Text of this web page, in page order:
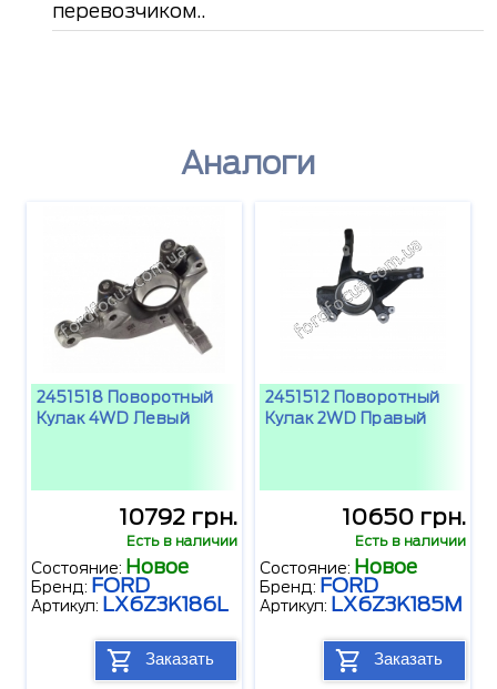
перевозчиком..
Аналоги
2451518 Поворотный
Кулак 4WD Левый
10792 грн.
Есть в наличии
Состояние: Новое
Бренд: FORD
Артикул: LX6Z3K186L
Заказать
2451512 Поворотный
Кулак 2WD Правый
10650 грн.
Есть в наличии
Состояние: Новое
Бренд: FORD
Артикул: LX6Z3K185M
Заказать